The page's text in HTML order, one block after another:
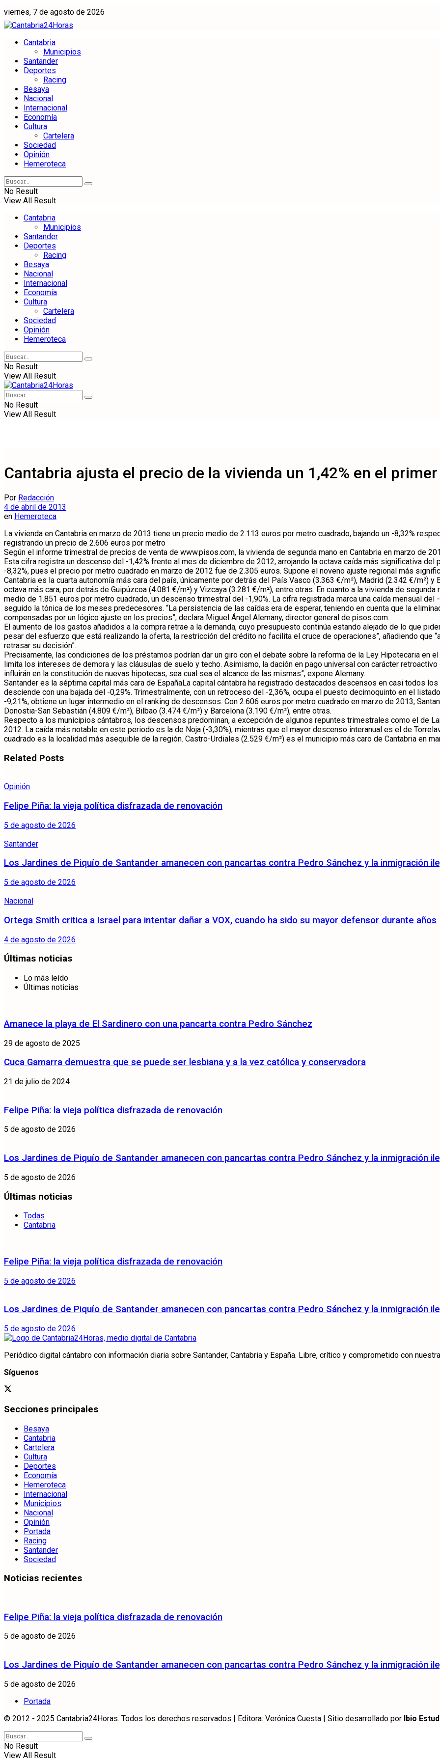
viernes, 7 de agosto de 2026
Cantabria
Municipios
Santander
Deportes
Racing
Besaya
Nacional
Internacional
Economía
Cultura
Cartelera
Sociedad
Opinión
Hemeroteca
No Result
View All Result
Cantabria
Municipios
Santander
Deportes
Racing
Besaya
Nacional
Internacional
Economía
Cultura
Cartelera
Sociedad
Opinión
Hemeroteca
No Result
View All Result
No Result
View All Result
Cantabria ajusta el precio de la vivienda un 1,42% en el
Por Redacción
4 de abril de 2013
en Hemeroteca
La vivienda en Cantabria en marzo de 2013 tiene un precio medio de 2.113 euros por metro cuadrado, bajando un -8,32%
registrando un precio de 2.606 euros por metro
Según el informe trimestral de precios de venta de www.pisos.com, la vivienda de segunda mano en Cantabria en marzo de
Esta cifra registra un descenso del -1,42% frente al mes de diciembre de 2012, arrojando la octava caída más significativa del
-8,32%, pues el precio por metro cuadrado en marzo de 2012 fue de 2.305 euros. Supone el noveno ajuste regional más
Cantabria es la cuarta autonomía más cara del país, únicamente por detrás del País Vasco (3.363 €/m²), Madrid (2.342 €/m²)
octava más cara, por detrás de Guipúzcoa (4.081 €/m²) y Vizcaya (3.281 €/m²), entre otras. En cuanto a la vivienda de
medio de 1.851 euros por metro cuadrado, un descenso trimestral del -1,90%. La cifra registrada marca una caída mensual del
seguido la tónica de los meses predecesores. “La persistencia de las caídas era de esperar, teniendo en cuenta que la
compensadas por un lógico ajuste en los precios”, declara Miguel Ángel Alemany, director general de pisos.com.
El aumento de los gastos añadidos a la compra retrae a la demanda, cuyo presupuesto continúa estando alejado de lo que
pesar del esfuerzo que está realizando la oferta, la restricción del crédito no facilita el cruce de operaciones”, añadiendo que
retrasar su decisión”.
Precisamente, las condiciones de los préstamos podrían dar un giro con el debate sobre la reforma de la Ley Hipotecaria en
limita los intereses de demora y las cláusulas de suelo y techo. Asimismo, la dación en pago universal con carácter
influirán en la constitución de nuevas hipotecas, sea cual sea el alcance de las mismas”, expone Alemany.
Santander es la séptima capital más cara de EspañaLa capital cántabra ha registrado destacados descensos en casi todos
desciende con una bajada del -0,29%. Trimestralmente, con un retroceso del -2,36%, ocupa el puesto decimoquinto en el
-9,21%, obtiene un lugar intermedio en el ranking de descensos. Con 2.606 euros por metro cuadrado en marzo de 2013,
Donostia-San Sebastián (4.809 €/m²), Bilbao (3.474 €/m²) y Barcelona (3.190 €/m²), entre otras.
Respecto a los municipios cántabros, los descensos predominan, a excepción de algunos repuntes trimestrales como el de
2012. La caída más notable en este periodo es la de Noja (-3,30%), mientras que el mayor descenso interanual es el de
cuadrado es la localidad más asequible de la región. Castro-Urdiales (2.529 €/m²) es el municipio más caro de Cantabria en
Related Posts
Opinión
Felipe Piña: la vieja política disfrazada de renovación
5 de agosto de 2026
Santander
Los Jardines de Piquío de Santander amanecen con pancartas contra Pedro Sánchez y la inmigración
5 de agosto de 2026
Nacional
Ortega Smith critica a Israel para intentar dañar a VOX, cuando ha sido su mayor defensor durante años
4 de agosto de 2026
Últimas noticias
Lo más leído
Últimas noticias
Amanece la playa de El Sardinero con una pancarta contra Pedro Sánchez
29 de agosto de 2025
Cuca Gamarra demuestra que se puede ser lesbiana y a la vez católica y conservadora
21 de julio de 2024
Felipe Piña: la vieja política disfrazada de renovación
5 de agosto de 2026
Los Jardines de Piquío de Santander amanecen con pancartas contra Pedro Sánchez y la inmigración
5 de agosto de 2026
Últimas noticias
Todas
Cantabria
Felipe Piña: la vieja política disfrazada de renovación
5 de agosto de 2026
Los Jardines de Piquío de Santander amanecen con pancartas contra Pedro Sánchez y la inmigración
5 de agosto de 2026
Periódico digital cántabro con información diaria sobre Santander, Cantabria y España. Libre, crítico y comprometido con
Síguenos
Secciones principales
Besaya
Cantabria
Cartelera
Cultura
Deportes
Economía
Hemeroteca
Internacional
Municipios
Nacional
Opinión
Portada
Racing
Santander
Sociedad
Noticias recientes
Felipe Piña: la vieja política disfrazada de renovación
5 de agosto de 2026
Los Jardines de Piquío de Santander amanecen con pancartas contra Pedro Sánchez y la inmigración
5 de agosto de 2026
Portada
© 2012 - 2025 Cantabria24Horas. Todos los derechos reservados | Editora: Verónica Cuesta | Sitio desarrollado por Ibio
No Result
View All Result